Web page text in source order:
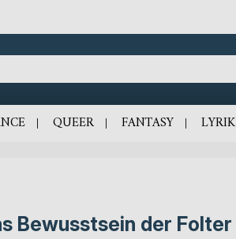
QUEER FANTASY LYRIK
Bewusstsein der Folter